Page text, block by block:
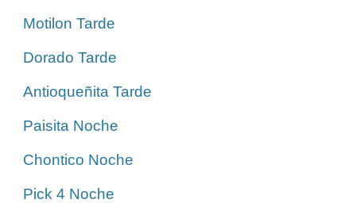
Motilon Tarde
Dorado Tarde
Antioqueñita Tarde
Paisita Noche
Chontico Noche
Pick 4 Noche